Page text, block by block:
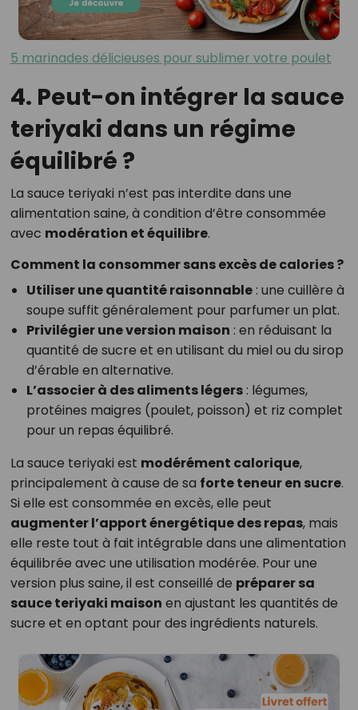
5 marinades délicieuses pour sublimer votre poulet
4. Peut-on intégrer la sauce
teriyaki dans un régime
équilibré ?
La sauce teriyaki n’est pas interdite dans une
alimentation saine, à condition d’être consommée
avec modération et équilibre.
Comment la consommer sans excès de calories ?
Utiliser une quantité raisonnable: une cuillère à
soupe suffit généralement pour parfumer un plat.
Privilégier une version maison : en réduisant la
quantité de sucre et en utilisant du miel ou du sirop
d’érable en alternative.
L’associer à des aliments légers: légumes,
protéines maigres (poulet, poisson) et riz complet
pour un repas équilibré.
La sauce teriyaki est modérément calorique,
principalement à cause de sa forte teneur en sucre.
Si elle est consommée en excès, elle peut
augmenter l’apport énergétique des repas, mais
elle reste tout à fait intégrable dans une alimentation
équilibrée avec une utilisation modérée. Pour une
version plus saine, il est conseillé de préparer sa
sauce teriyaki maison en ajustant les quantités de
sucre et en optant pour des ingrédients naturels.